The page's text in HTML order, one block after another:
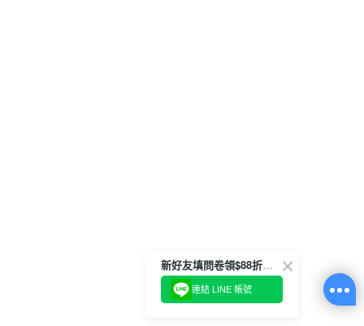
新好友填問卷領$88折扣金
連結 LINE 帳號